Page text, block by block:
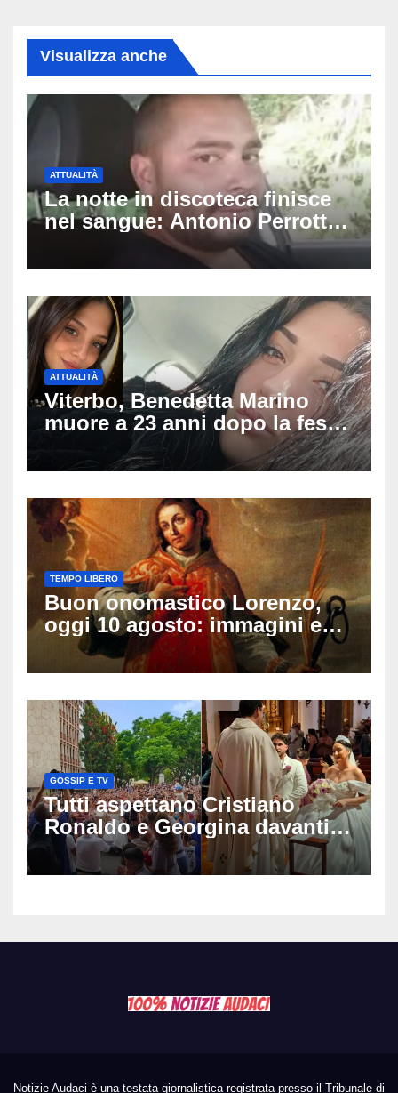
Visualizza anche
ATTUALITÀ
La notte in discoteca finisce
nel sangue: Antonio Perrotta
pestato a Sangineto, muore a
34 anni e lascia 4 figli
ATTUALITÀ
Viterbo, Benedetta Marino
muore a 23 anni dopo la festa
di compleanno: trovata senza
vita nell’ex consorzio, è giallo
TEMPO LIBERO
Buon onomastico Lorenzo,
oggi 10 agosto: immagini e
gif di auguri da condividere
sui social
GOSSIP E TV
Tutti aspettano Cristiano
Ronaldo e Georgina davanti
alla cattedrale: ma il
matrimonio era di un’altra
Notizie Audaci è una testata giornalistica registrata presso il Tribunale di